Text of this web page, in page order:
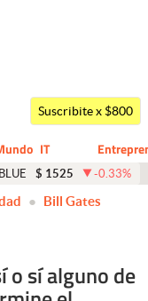
Suscribite x $800
IT
Business
$ 1525 -0.33%
Bill Gates
o sí alguno de